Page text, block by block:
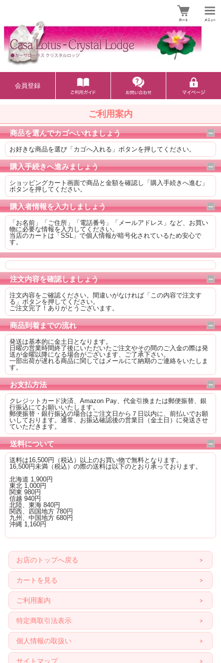
会員登録
ご利用案内
商品を選んでカゴへいれましょう
お好きな商品を選び「カゴへ入れる」ボタンを押してください。
購入手続きへ進みましょう
ショッピングカート画面で商品と金額を確認し「購入手続きへ進む」
ボタンを押してください。
購入者情報を入力しましょう
「お名前」「ご住所」「電話番号」「メールアドレス」など、お買い
物に必要な情報を入力してください。
当店のカートは「SSL」で個人情報が暗号化されているため安心で
す。
注文内容を確認しましょう
注文内容をご確認ください。間違いがなければ「この内容で注文す
る」ボタンを押してください。
ご注文完了！ありがとうございます。
商品到着までの流れ
発送は基本的に金土日となります。
日曜の営業時間終了後にいただいたご注文やその間のご入金の際は発
送が金曜以降になる場合がございます、ご了承下さい。
一部出荷が遅れる商品に関してはメールにて納期のご連絡をいたしま
す。
お支払方法
クレジットカード決済、Amazon Pay、代金引換または郵便振替、銀
行振込にてお願いいたします。
郵便振替・銀行振込の場合はご注文日から７日以内に、前払いでお願
いしております。通常、お振込確認後の営業日（金土日）に発送させ
ていただきます。
送料について
送料は16,500円（税込）以上のお買い物で無料となります。
16,500円未満（税込）の際の送料は以下のとおり承っております。
北海道 1,900円
東北 1,000円
関東 980円
信越 940円
北陸、東海 840円
関西、四国地方 780円
九州、中国地方 680円
沖縄 1,160円
お店のトップへ戻る
カートを見る
ご利用案内
特定商取引法表示
個人情報の取扱い
サイトマップ